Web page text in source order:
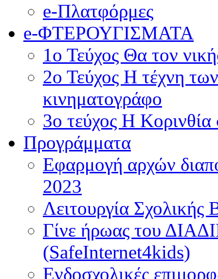
e-Πλατφόρμες
e-ΦΤΕΡΟΥΓΙΣΜΑΤΑ
1ο Τεύχος Θα τον
2ο Τεύχος Η τέχνη
κινηματογράφο
3ο τεύχος Η
Προγράμματα
Εφαρμογή αρχών
2023
Λειτουργία Σχολικής
Γίνε ήρωας του
(SafeInternet4kids)
Ενδοσχολικές